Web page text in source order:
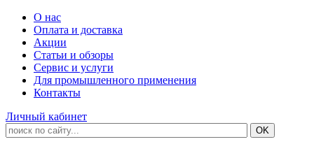
О нас
Оплата и доставка
Акции
Статьи и обзоры
Сервис и услуги
Для промышленного применения
Контакты
Личный кабинет